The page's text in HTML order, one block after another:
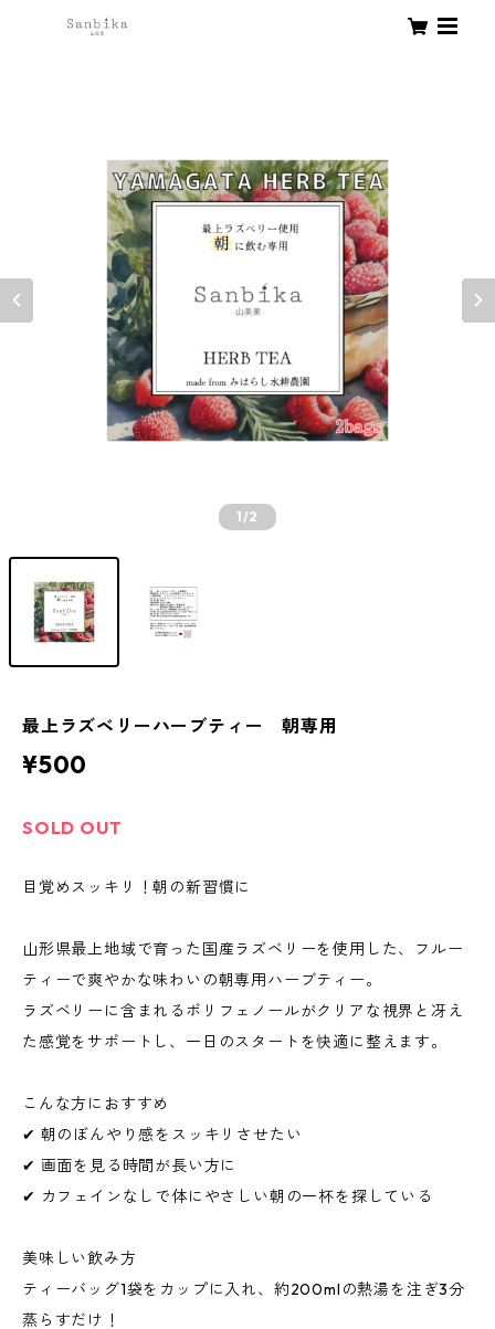
1/2
最上ラズベリーハーブティー 朝専用
¥500
SOLD OUT
目覚めスッキリ！朝の新習慣に
山形県最上地域で育った国産ラズベリーを使用した、フルー
ティーで爽やかな味わいの朝専用ハーブティー。
ラズベリーに含まれるポリフェノールがクリアな視界と冴え
た感覚をサポートし、一日のスタートを快適に整えます。
こんな方におすすめ
✔ 朝のぼんやり感をスッキリさせたい
✔ 画面を見る時間が長い方に
✔ カフェインなしで体にやさしい朝の一杯を探している
美味しい飲み方
ティーバッグ1袋をカップに入れ、約200mlの熱湯を注ぎ3分
蒸らすだけ！